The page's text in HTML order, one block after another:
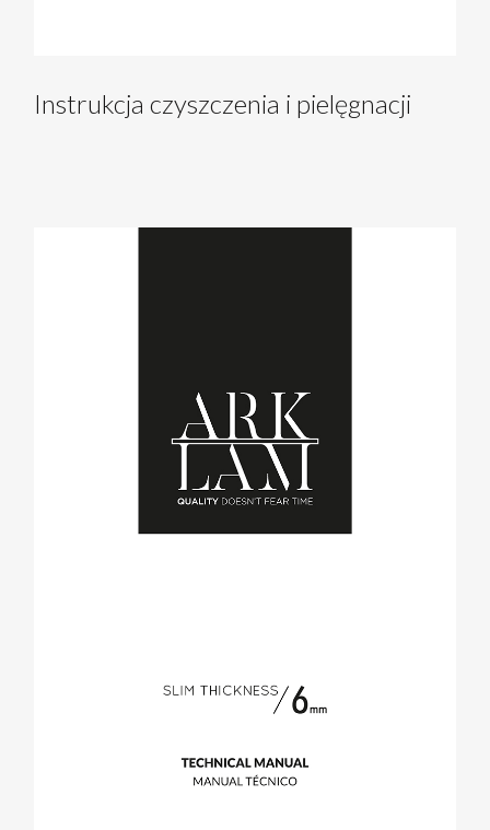
Instrukcja czyszczenia i pielęgnacji